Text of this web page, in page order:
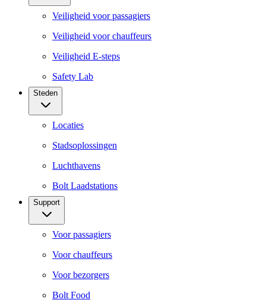
Veiligheid voor passagiers
Veiligheid voor chauffeurs
Veiligheid E-steps
Safety Lab
Steden
Locaties
Stadsoplossingen
Luchthavens
Bolt Laadstations
Support
Voor passagiers
Voor chauffeurs
Voor bezorgers
Bolt Food